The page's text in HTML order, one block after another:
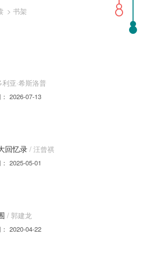
书架
亚·希斯洛普
2026-07-13
回忆录 / 汪曾祺
2025-05-01
/ 郭建龙
2020-04-22